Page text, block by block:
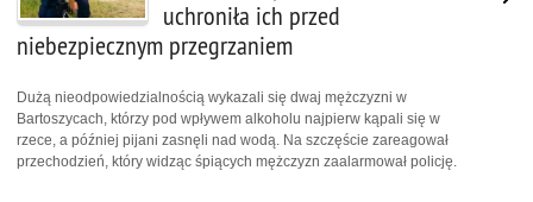
uchroniła ich przed
niebezpiecznym przegrzaniem
Dużą nieodpowiedzialnością wykazali się dwaj mężczyzni w
Bartoszycach, którzy pod wpływem alkoholu najpierw kąpali się w
rzece, a później pijani zasnęli nad wodą. Na szczęście zareagował
przechodzień, który widząc śpiących mężczyzn zaalarmował policję.